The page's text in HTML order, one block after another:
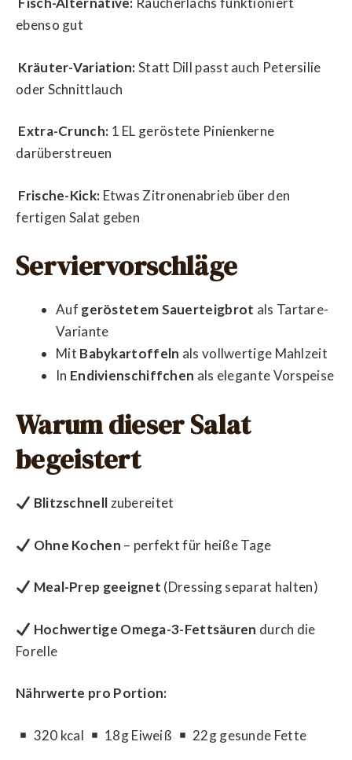
ebenso gut
Kräuter-Variation:Statt Dill passt auch Petersilie
oder Schnittlauch
Extra-Crunch: 1 EL geröstete Pinienkerne
darüberstreuen
Frische-Kick: Etwas Zitronenabrieb über den
fertigen Salat geben
Serviervorschläge
Auf geröstetem Sauerteigbrot als Tartare-
Variante
Mit Babykartoffeln als vollwertige Mahlzeit
In Endivienschiffchen als elegante Vorspeise
Warum dieser Salat
begeistert
Blitzschnellzubereitet
Ohne Kochen – perfekt für heiße Tage
Meal-Prep geeignet (Dressing separat halten)
Hochwertige Omega-3-Fettsäuren durch die
Forelle
Nährwerte pro Portion:
320 kcal 18g Eiweiß 22g gesunde Fette